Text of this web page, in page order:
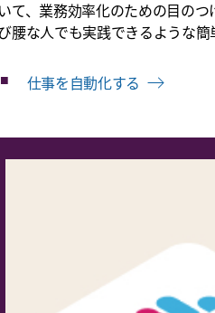
て、業務効率化のための目の
腰な人でも実践できるような簡
仕事を自動化する